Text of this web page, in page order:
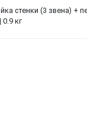
стенки (3 звена) +
кг